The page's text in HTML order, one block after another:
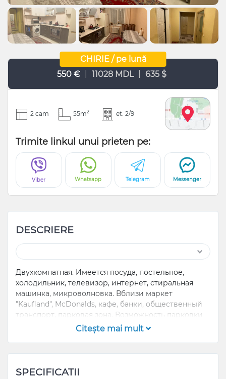
CHIRIE / pe lună
550 €
11028 MDL 635 $
2 cam 55m2 et. 2/9
Trimite linkul unui prieten pe:
Viber Whatsapp Telegram Messenger
DESCRIERE
Двухкомнатная. Имеется посуда, постельное,
холодильник, телевизор, интернет, стиральная
машинка, микроволновка. Вблизи маркет
"Kaufland", McDonalds, кафе, банки, общественный
транспорт, парковая зона. Возможность парковки
Citeşte mai mult
SPECIFICATII